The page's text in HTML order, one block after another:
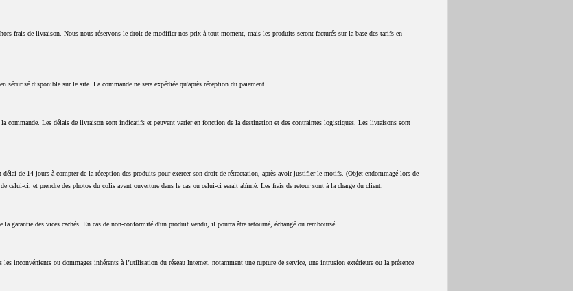
frais de livraison. Nous nous réservons le droit de modifier nos prix à tout moment, mais les produits seront facturés sur la base des tarifs en
sécurisé disponible sur le site. La commande ne sera expédiée qu'après réception du paiement.
commande. Les délais de livraison sont indicatifs et peuvent varier en fonction de la destination et des contraintes logistiques. Les livraisons sont
de 14 jours à compter de la réception des produits pour exercer son droit de rétractation, après avoir justifier le motifs. (Objet endommagé lors de
ci, et prendre des photos du colis avant ouverture dans le cas où celui-ci serait abîmé. Les frais de retour sont à la charge du client.
garantie des vices cachés. En cas de non-conformité d'un produit vendu, il pourra être retourné, échangé ou remboursé.
les inconvénients ou dommages inhérents à l’utilisation du réseau Internet, notamment une rupture de service, une intrusion extérieure ou la présence